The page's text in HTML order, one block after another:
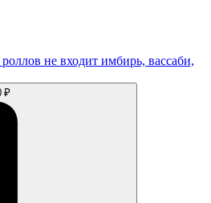
не входит имбирь, вассаби,
₽